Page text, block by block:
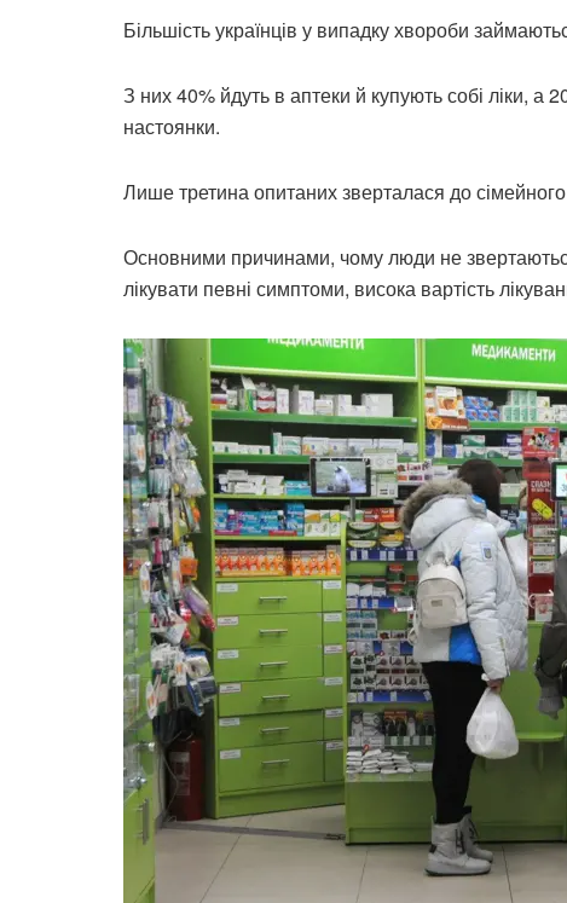
Більшість українців у випадку хвороби
З них 40% йдуть в аптеки й купують собі ліки, а
настоянки.
Лише третина опитаних зверталася до
Основними причинами, чому люди не
лікувати певні симптоми, висока вартість